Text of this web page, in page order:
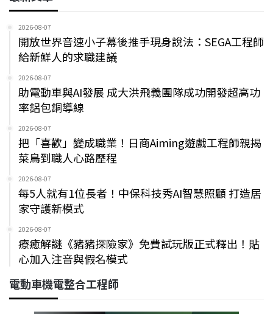
2026-08-07
開放世界音速小子幕後推手現身說法：SEGA工程師
給新鮮人的求職建議
2026-08-07
助電動車與AI發展 成大洪飛義團隊成功開發超高功
率鋁包銅導線
2026-08-07
把「喜歡」變成職業！日商Aiming遊戲工程師親揭
菜鳥到職人心路歷程
2026-08-07
每5人就有1位長者！中保科技秀AI智慧照顧 打造居
家守護新模式
2026-08-07
療癒解謎《豬豬探險家》免費試玩版正式釋出！貼
心加入注音與假名模式
電動車機電整合工程師